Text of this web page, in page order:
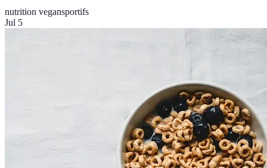
nutrition vegansportifs
Jul 5